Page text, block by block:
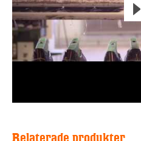
Relaterade produkter